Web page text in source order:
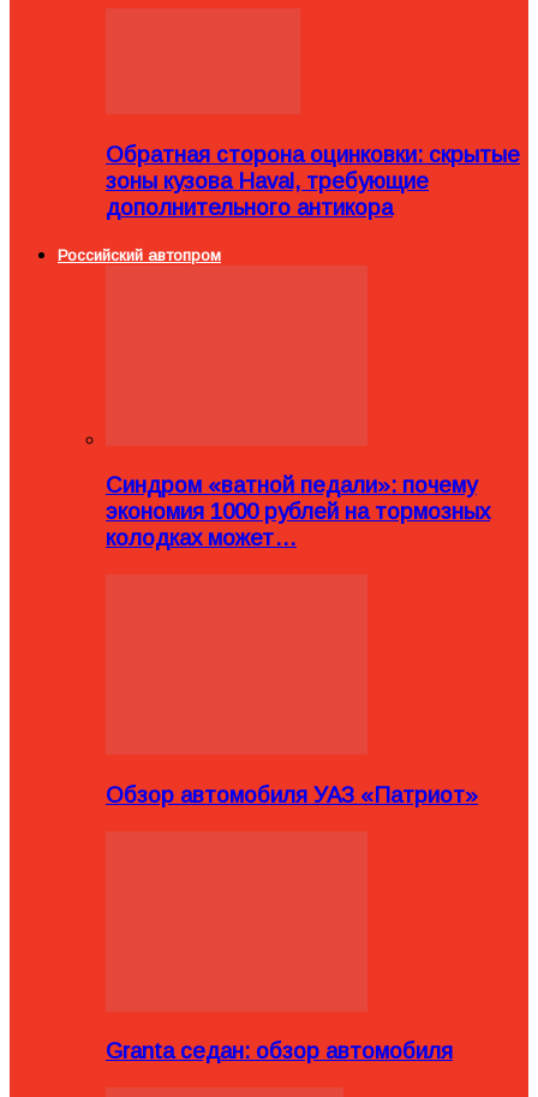
Обратная сторона оцинковки: скрытые
зоны кузова Haval, требующие
дополнительного антикора
Российский автопром
Синдром «ватной педали»: почему
экономия 1000 рублей на тормозных
колодках может…
Обзор автомобиля УАЗ «Патриот»
Granta седан: обзор автомобиля